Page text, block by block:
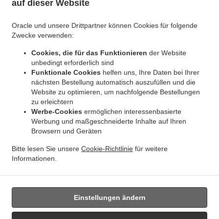
auf dieser Website
Oracle und unsere Drittpartner können Cookies für folgende
Zwecke verwenden:
Cookies, die für das Funktionieren der Website
unbedingt erforderlich sind
Funktionale Cookies helfen uns, Ihre Daten bei Ihrer
nächsten Bestellung automatisch auszufüllen und die
Website zu optimieren, um nachfolgende Bestellungen
zu erleichtern
Werbe-Cookies ermöglichen interessenbasierte
Werbung und maßgeschneiderte Inhalte auf Ihren
Browsern und Geräten
Bitte lesen Sie unsere Cookie-Richtlinie für weitere
Informationen.
Einstellungen ändern
Indisches Essen Lieferservice Jette Ixelles
Bruxelles | Brussel Bruxelles . Indisches Essen Lieferservice Bruxelles | Brussel
Essen Lieferservice Ukkel . Indisches Essen Lieferservice Dilbeek Groot-Bijgaarden
Indisches Essen Lieferservice Dilbeek Anderlecht
Indisches Essen Lieferservice Beersel Uccle Indisches Essen Lieferservice Beersel
Indisches Essen Lieferservice ワーフェル Bruxelles Indisches Essen Lieferservice ワーフ
Indisches Essen Lieferservice Watermael-Boitsfort Boitsfort
Lieferservice Watermael-Boitsfort . Indisches Essen Lieferservice Auderghem Oudergem
Indisches Essen Lieferservice Auderghem
Woluwe-Saint-Pierre Sint-Pieters-Woluwe . Indisches Essen Lieferservice Woluwe-Saint-
.
zum mitnehmen und zum Liefern
Unterstützt von: